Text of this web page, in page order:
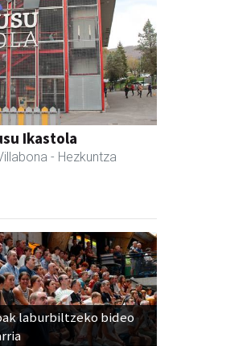
Ikastola
- Hezkuntza
laburbiltzeko bideo